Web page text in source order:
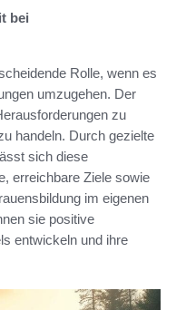
bei
Rolle, wenn es
umzugehen. Der
zu
handeln. Durch gezielte
sich diese
erreichbare Ziele sowie
im eigenen
sie positive
entwickeln und ihre